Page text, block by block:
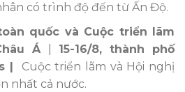
có trình độ đến từ Ấn Độ.
quốc và Cuộc triển lãm
Á
15-16/8, thành phố
| Cuộc triển lãm và Hội nghị
nhất cả nước.